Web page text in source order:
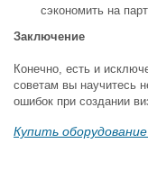
сэкономить на
Заключение
Конечно, есть и
советам вы научитесь
ошибок при создании
Купить